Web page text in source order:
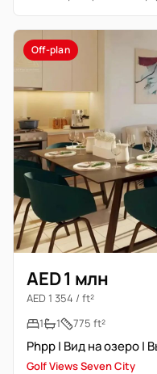
Off-plan
AED 1 млн
AED 1 354 / ft²
1
1 775 ft²
Golf Views Seven City